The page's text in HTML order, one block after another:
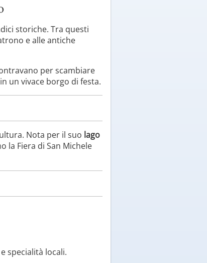
storiche. Tra questi
e alle antiche
per scambiare
un vivace borgo di festa.
Nota per il suo lago
la Fiera di San Michele
specialità locali.